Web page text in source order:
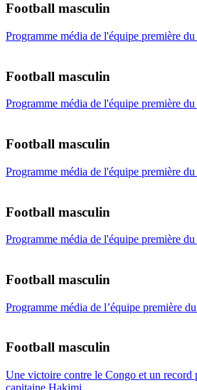
Football masculin
Programme média de l'équipe première
Football masculin
Programme média de l'équipe première
Football masculin
Programme média de l'équipe première
Football masculin
Programme média de l'équipe première
Football masculin
Programme média de l’équipe première
Football masculin
Une victoire contre le Congo et un record